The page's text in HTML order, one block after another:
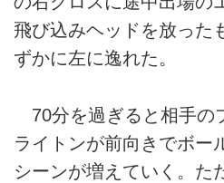
飛び込みヘッドを放った
ずかに左に逸れた。
70分を過ぎると相手の
ライトンが前向きでボー
シーンが増えていく。た